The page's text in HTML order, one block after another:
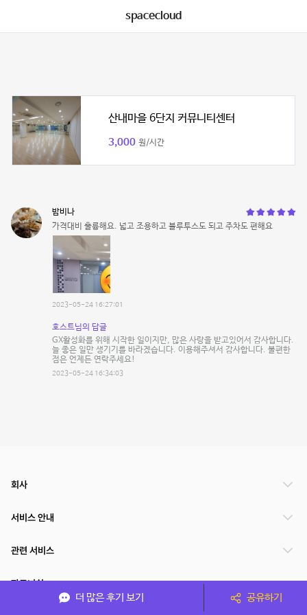
spacecloud
산내마을 6단지 커뮤니티센터
3,000 원/시간
밤비나
가격대비 훌륭해요. 넓고 조용하고 블루투스도 되고 주차도 편해요
2023-05-24 16:27:01
호스트님의 답글
GX활성화를 위해 시작한 일이지만, 많은 사랑을 받고있어서 감사합니다.
늘 좋은 일만 생기기를 바라겠습니다. 이용해주셔서 감사합니다. 불편한
점은 언제든 연락주세요!
2023-05-24 16:34:03
더 많은 후기 보기 공유하기
회사
서비스 안내
관련 서비스
파트너쉽